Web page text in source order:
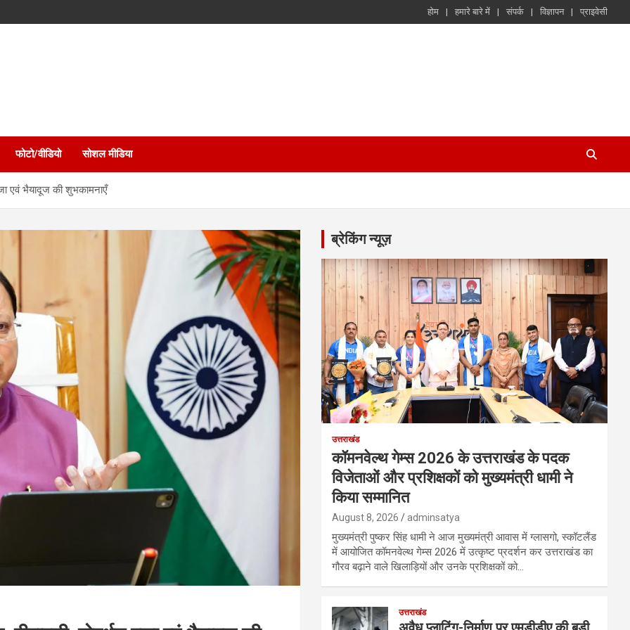
होम हमारे बारे में संपर्क विज्ञापन प्राइवेसी
फोटो/वीडियो सोशल मीडिया
एवं भैयादूज की शुभकामनाएँ
ब्रेकिंग न्यूज़
उत्तराखंड
कॉमनवेल्थ गेम्स 2026 के उत्तराखंड के पदक
विजेताओं और प्रशिक्षकों को मुख्यमंत्री धामी ने
किया सम्मानित
August 8, 2026 adminsatya
मुख्यमंत्री पुष्कर सिंह धामी ने आज मुख्यमंत्री आवास में ग्लासगो, स्कॉटलैंड
में आयोजित कॉमनवेल्थ गेम्स 2026 में उत्कृष्ट प्रदर्शन कर उत्तराखंड का
गौरव बढ़ाने वाले खिलाड़ियों और उनके प्रशिक्षकों को…
उत्तराखंड